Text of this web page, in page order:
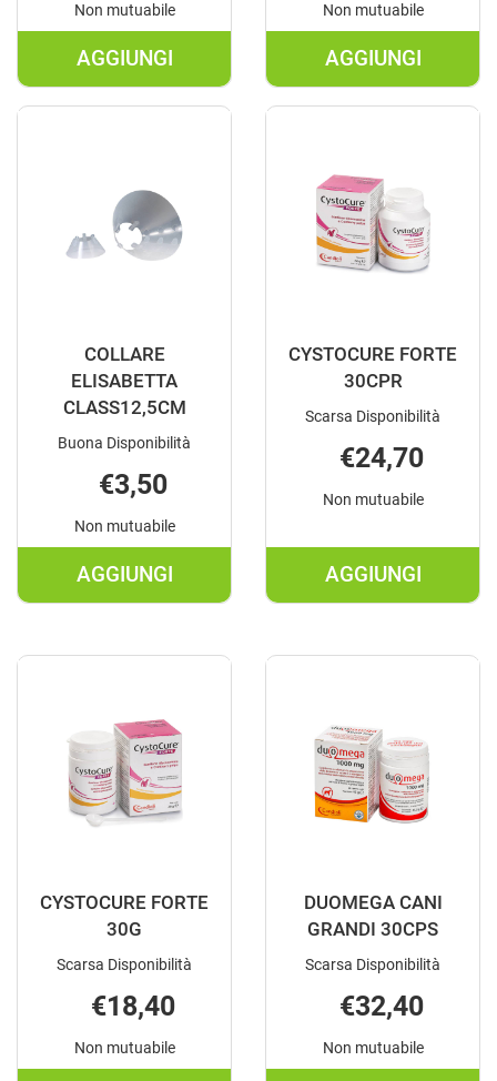
Non mutuabile
AGGIUNGI
AGGIUNGI COLLARE
ELISABETTA
CARRELLO
Non mutuabile
AGGIUNGI
AGGIUNGI
ELISABETTA
CARRELLO
COLLARE
ELISABETTA
CLASS12,5CM
Buona Disponibilità
€3,50
Non mutuabile
AGGIUNGI
AGGIUNGI COLLARE
CYSTOCURE FORTE
30CPR
Scarsa Disponibilità
€24,70
Non mutuabile
AGGIUNGI
AGGIUNGI
CYSTOCURE FORTE
30G
Scarsa Disponibilità
€18,40
Non mutuabile
DUOMEGA CANI
GRANDI 30CPS
Scarsa Disponibilità
€32,40
Non mutuabile